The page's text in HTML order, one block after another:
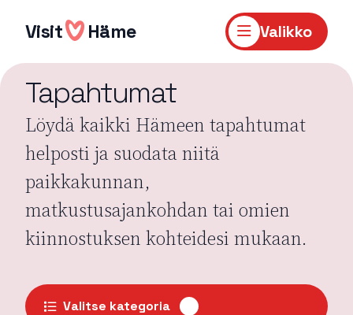
sisältöön
Visit Häme Valikko
Tapahtumat
Löydä kaikki Hämeen tapahtumat
helposti ja suodata niitä
paikkakunnan,
matkustusajankohdan tai omien
kiinnostuksen kohteidesi mukaan.
Valitse kategoria